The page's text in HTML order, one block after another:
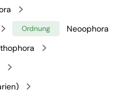
Ordnung Neoophora